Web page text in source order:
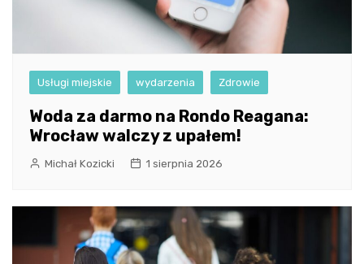
Usługi miejskie wydarzenia Zdrowie
Woda za darmo na Rondo Reagana:
Wrocław walczy z upałem!
Michał Kozicki 1 sierpnia 2026